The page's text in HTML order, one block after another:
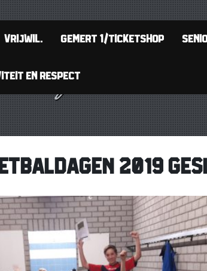
VRIJWIL. GEMERT 1/TICKETSHOP
EN RESPECT
2019